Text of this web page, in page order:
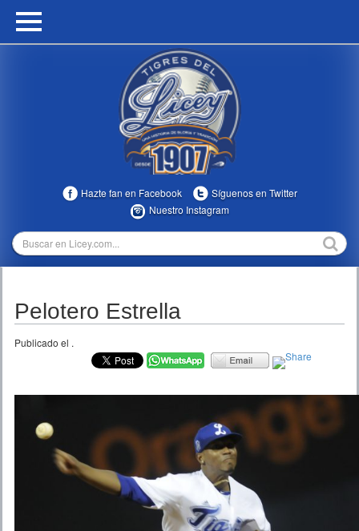
HOME
MULTIMEDIA
TEMPORADAS
Hazte fan en Facebook
Síguenos en Twitter
Nuestro Instagram
Pelotero Estrella
Publicado el .